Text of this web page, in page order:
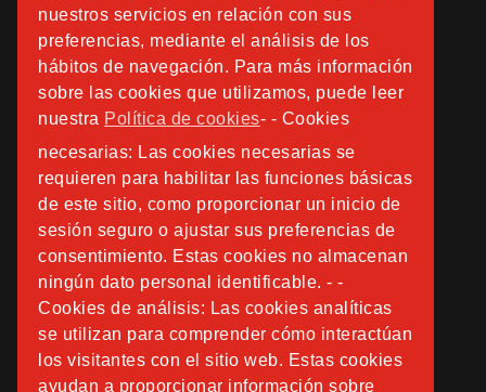
nuestros servicios en relación con sus
preferencias, mediante el análisis de los
hábitos de navegación. Para más información
sobre las cookies que utilizamos, puede leer
nuestra Política de cookies- - Cookies
necesarias: Las cookies necesarias se
requieren para habilitar las funciones básicas
de este sitio, como proporcionar un inicio de
sesión seguro o ajustar sus preferencias de
consentimiento. Estas cookies no almacenan
ningún dato personal identificable. - -
Cookies de análisis: Las cookies analíticas
se utilizan para comprender cómo interactúan
los visitantes con el sitio web. Estas cookies
ayudan a proporcionar información sobre